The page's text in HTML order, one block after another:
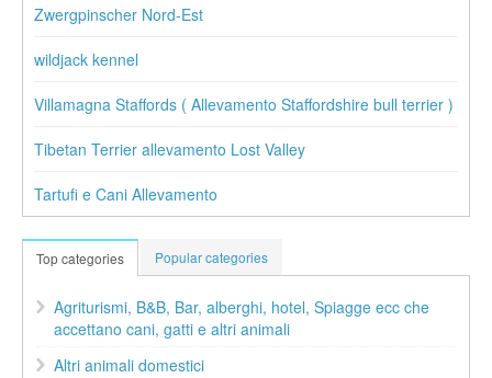
Zwergpinscher Nord-Est
wildjack kennel
Villamagna Staffords ( Allevamento Staffordshire bull terrier )
Tibetan Terrier allevamento Lost Valley
Tartufi e Cani Allevamento
Top categories Popular categories
Agriturismi, B&B, Bar, alberghi, hotel, Spiagge ecc che
accettano cani, gatti e altri animali
Altri animali domestici